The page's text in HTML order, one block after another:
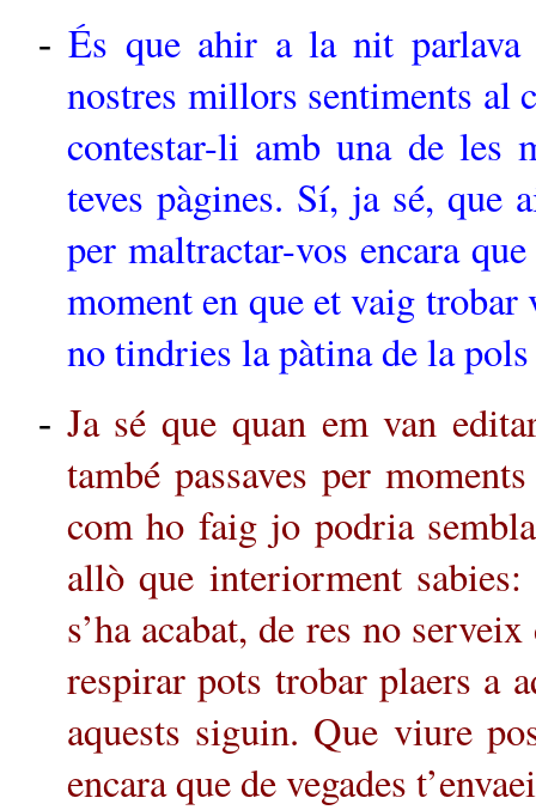
- És que ahir a la nit parlava
nostres millors sentiments al
contestar-li amb una de les
teves pàgines. Sí, ja sé, que
per maltractar-vos encara
moment en que et vaig trobar
no tindries la pàtina de la
- Ja sé que quan em van
també passaves per
com ho faig jo podria
allò que interiorment
s’ha acabat, de res no
respirar pots trobar plaers a
aquests siguin. Que viure
encara que de vegades